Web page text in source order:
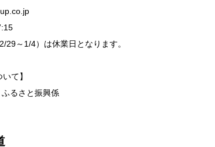
～1/4）は休業日となります。
て】
るさと振興係